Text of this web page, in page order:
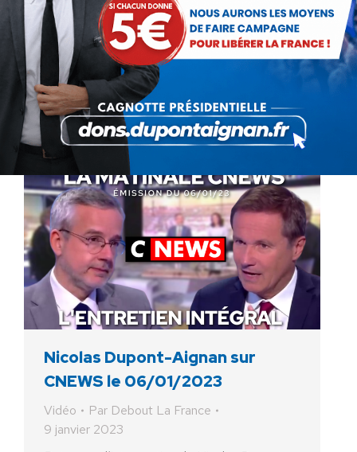
Actualités Par Debout La France
9 janvier 2023
Nul n’est à l’abri du handicap : accidents de la
vie, de la route, du travail, maladies
génétiques, chroniques, la liste est longue…
Le vécu d’un handicap lourd (reconnu à +…
Nicolas Dupont-Aignan sur
CNEWS le 06/01/2023
Vidéo Par Debout La France
9 janvier 2023